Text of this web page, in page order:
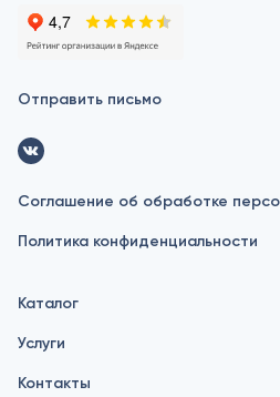
Отправить письмо
Соглашение об обработке
Политика конфиденциальности
Каталог
Услуги
Контакты